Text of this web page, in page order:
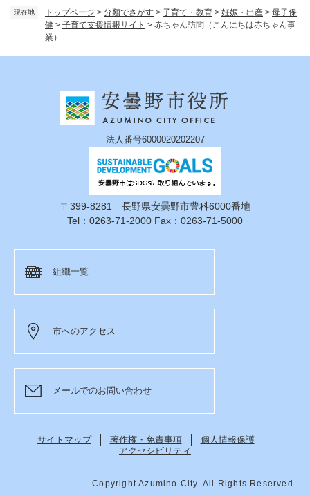
現在地 トップページ > 分類でさがす > 子育て・教育 > 妊娠・出産 > 母子保
健 > 子育て支援情報サイト > 赤ちゃん訪問（こんにちは赤ちゃん事
業）
法人番号6000020202207
〒399-8281 長野県安曇野市豊科6000番地
Tel：0263-71-2000 Fax：0263-71-5000
組織一覧
市へのアクセス
メールでのお問い合わせ
サイトマップ 著作権・免責事項
個人情報保護
アクセシビリティ
Copyright Azumino City. All Rights Reserved.